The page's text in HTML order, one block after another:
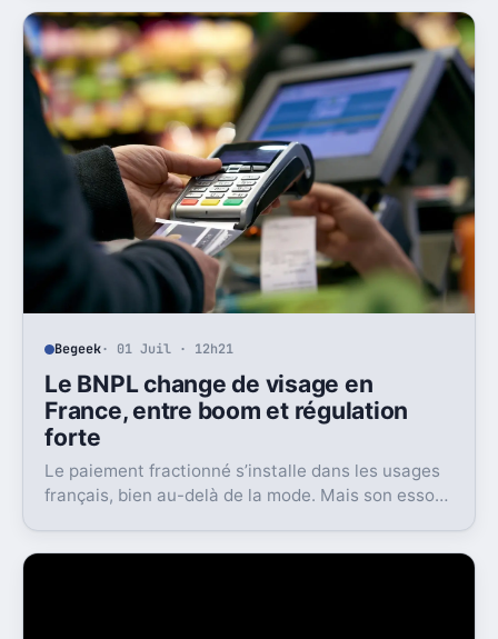
Begeek· 01 Juil · 12h21
Le BNPL change de visage en
France, entre boom et régulation
forte
Le paiement fractionné s’installe dans les usages
français, bien au-delà de la mode. Mais son essor